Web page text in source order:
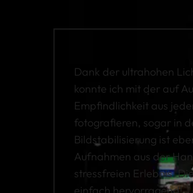
Dank der ultrahohen
konnte ich mit der auf
Empfindlichkeit aus
fotografieren, sogar in
Bildstabilisierung ist
Aufnahmen aus der
stressfreien Erlebnis.